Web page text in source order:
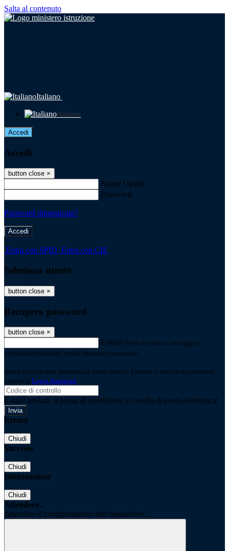
Salta al contenuto
Italiano
Italiano
Accedi
Accedi
button close ×
Nome Utente
Password
Password dimenticata?
-
Entra con SPID Entra con CIE
Seleziona utente
button close ×
Recupero password
button close ×
E-mail Verrà inviato un messaggio
all'indirizzo indicato con le istruzioni necessarie.
Non hai una e-mail associata al nome utente? Effettua il reset della password
tramite la Login Spaggiari
E-mail inviata, si prega di controllare la casella di posta elettronica!
Errore
Chiudi
Successo
Chiudi
Informazione
Chiudi
Attendere...
Attendere il completamento dell'operazione...